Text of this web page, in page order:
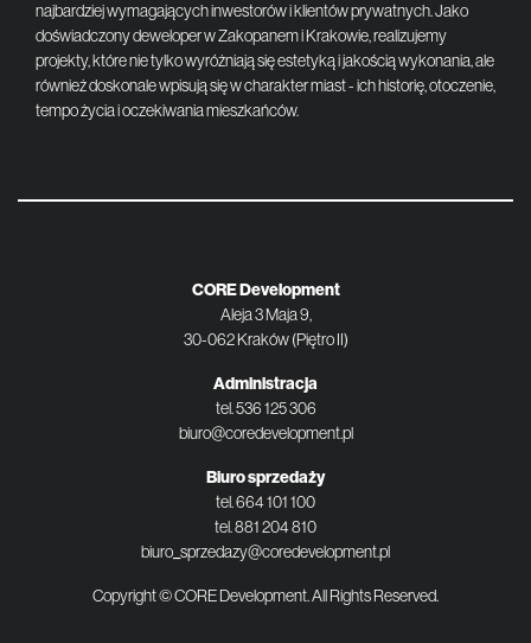
najbardziej wymagających inwestorów i klientów prywatnych. Jako
doświadczony deweloper w Zakopanem i Krakowie, realizujemy
projekty, które nie tylko wyróżniają się estetyką i jakością wykonania, ale
również doskonale wpisują się w charakter miast - ich historię, otoczenie,
tempo życia i oczekiwania mieszkańców.
CORE Development
Aleja 3 Maja 9,
30-062 Kraków (Piętro II)
Administracja
tel.536 125 306
biuro@coredevelopment.pl
Biuro sprzedaży
tel.664 101 100
tel.881 204 810
biuro_sprzedazy@coredevelopment.pl
Copyright © CORE Development. All Rights Reserved.